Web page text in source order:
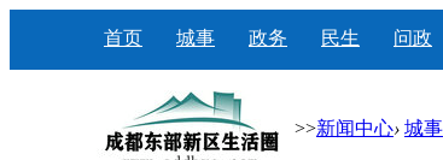
首页 城事 政务 民生 问政
>>新闻中心› 城事